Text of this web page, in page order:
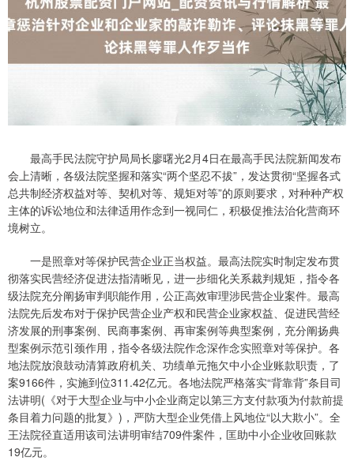
最高手民法院守护局局长廖曙光2月4日在最高手民法院新闻发布
会上清晰，各级法院坚握和落实“两个坚忍不拔”，发达贯彻“坚握各式
总共制经济权益对等、契机对等、规矩对等”的原则要求，对种种产权
主体的诉讼地位和法律适用作念到一视同仁，积极促推法治化营商环
境树立。
一是照章对等保护民营企业正当权益。最高法院实时制定发布贯
彻落实民营经济促进法指清晰见，进一步细化关系裁判规矩，指令各
级法院充分阐扬审判职能作用，公正高效审理涉民营企业案件。最高
法院先后发布对于保护民营企业产权和民营企业家权益、促进民营经
济发展的刑事案例、民商事案例、再审案例等典型案例，充分阐扬典
型案例示范引颈作用，指令各级法院作念深作念实照章对等保护。各
地法院放浪鼓动清算政府机关、功绩单元拖欠中小企业账款职责，了
案9166件，实施到位311.42亿元。各地法院严格落实“背靠背”条目司
法讲明(《对于大型企业与中小企业商定以第三方支付款项为付款前提
条目着力问题的批复》)，严防大型企业凭借上风地位“以大欺小”。全
王法院径直适用该司法讲明审结709件案件，匡助中小企业收回账款
19亿元。